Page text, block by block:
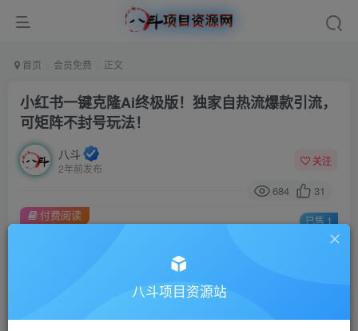
首页 会员免费 正文
小红书一键克隆Ai终极版！独家自热流爆款引流，
可矩阵不封号玩法！
八斗
2年前发布
关注
684 31
此内容为付费阅读，请付费后查看
金币9.9金币99
会员免费
付费阅读 已售 1
八斗项目资源站